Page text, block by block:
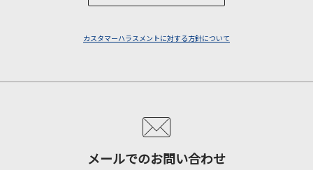
カスタマーハラスメントに対する方針について
メールでのお問い合わせ